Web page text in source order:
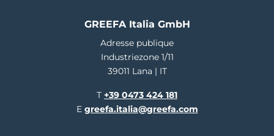
GREEFA Italia GmbH
Adresse publique
Industriezone 1/11
39011 Lana | IT
T +39 0473 424 181
E greefa.italia@greefa.com